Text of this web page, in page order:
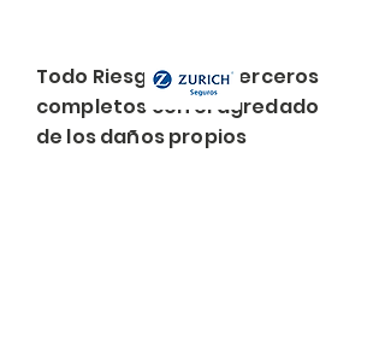
Todo Riesgo, es un terceros
completos con el agredado
de los daños propios